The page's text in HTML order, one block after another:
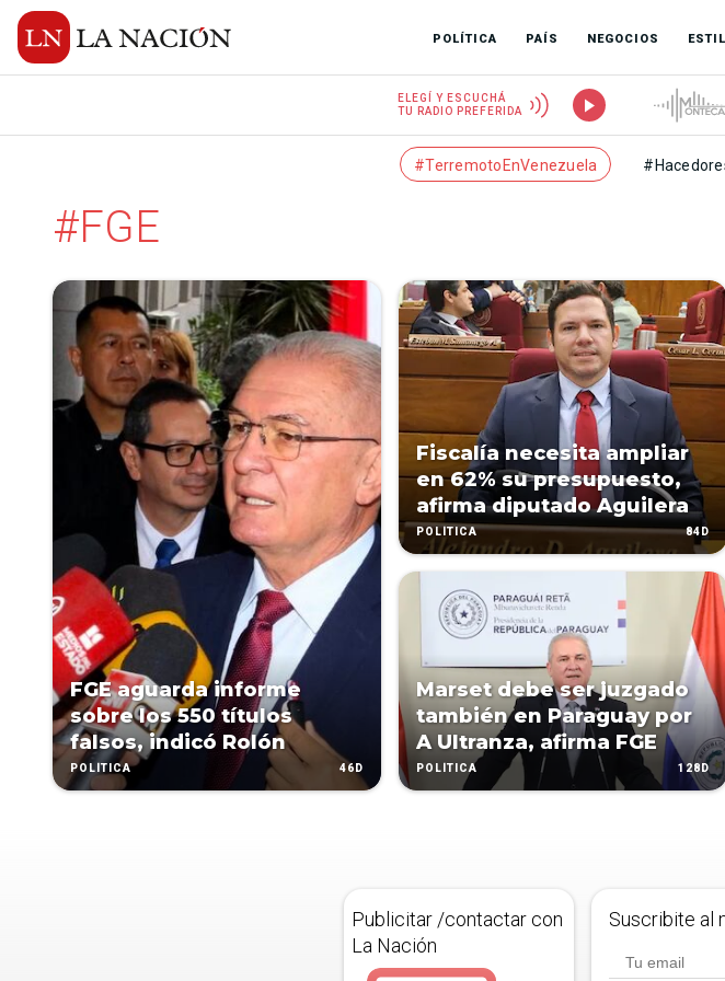
POLÍTICA PAÍS NEGOCIOS
ELEGÍ Y ESCUCHÁ
TU RADIO PREFERIDA
#TerremotoEnVenezuela
#FGE
FGE aguarda informe
sobre los 550 títulos
falsos, indicó Rolón
POLÍTICA 46D
Fiscalía necesita ampliar
en 62% su presupuesto,
afirma diputado Aguilera
POLÍTICA 84D
Marset debe ser juzgado
también en Paraguay por
A Ultranza, afirma FGE
POLÍTICA 128D
Publicitar /contactar con
La Nación
Suscribite al